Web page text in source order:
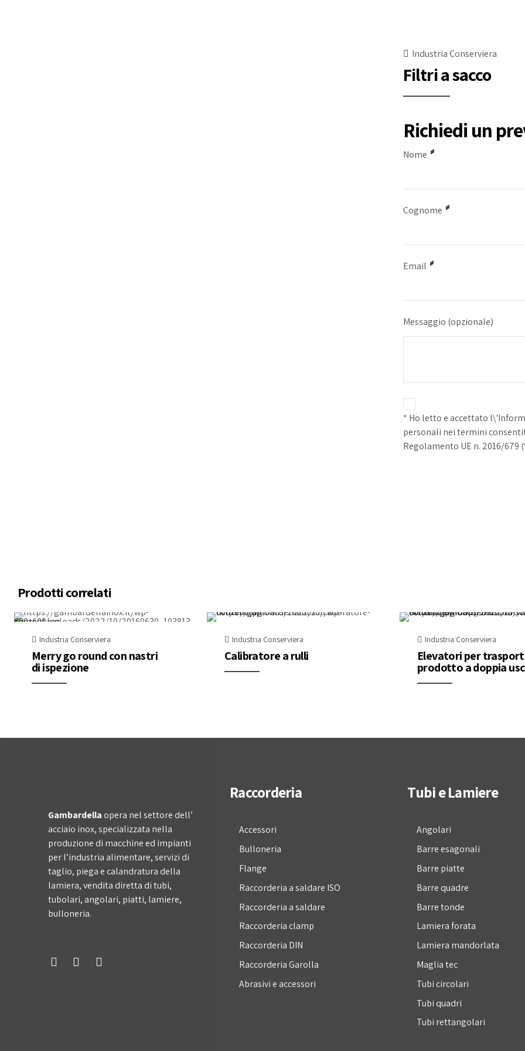
Industria Conserviera
Filtri a sacco
Richiedi un
Nome
Cognome
Email
Messaggio (opzionale)
* Ho letto e accettato
personali nei termini consentiti
Regolamento UE n. 2016/679
Prodotti correlati
Industria Conserviera
Merry go round con nastri
di ispezione
Industria Conserviera
Calibratore a rulli
Industria Conserviera
Elevatori per
prodotto a doppia
Gambardellaopera nel settore dell’
acciaio inox, specializzata nella
produzione di macchine ed impianti
per l’industria alimentare, servizi di
taglio, piega e calandratura della
lamiera, vendita diretta di tubi,
tubolari, angolari, piatti, lamiere,
bulloneria.
Raccorderia
Accessori
Bulloneria
Flange
Raccorderia a saldare ISO
Raccorderia a saldare
Raccorderia clamp
Raccorderia DIN
Raccorderia Garolla
Abrasivi e accessori
Tubi e Lamiere
Angolari
Barre esagonali
Barre piatte
Barre quadre
Barre tonde
Lamiera forata
Lamiera mandorlata
Maglia tec
Tubi circolari
Tubi quadri
Tubi rettangolari